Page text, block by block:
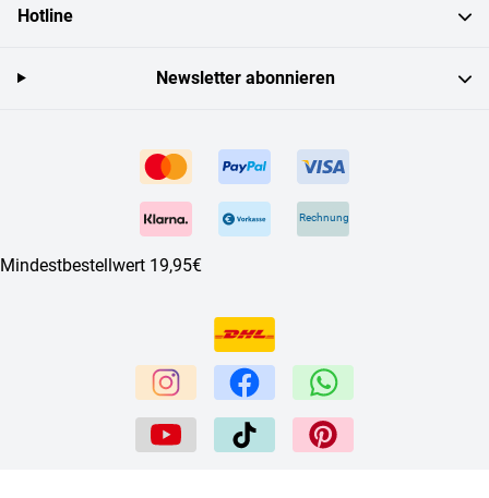
Hotline
Rechnung
Mindestbestellwert 19,95€
Newsletter abonnieren